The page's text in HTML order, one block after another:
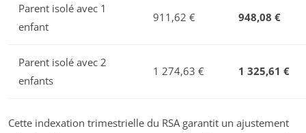
Parent isolé avec 1
enfant
911,62 € 948,08 €
Parent isolé avec 2
enfants
1 274,63 € 1 325,61 €
Cette indexation trimestrielle du RSA garantit un ajustement